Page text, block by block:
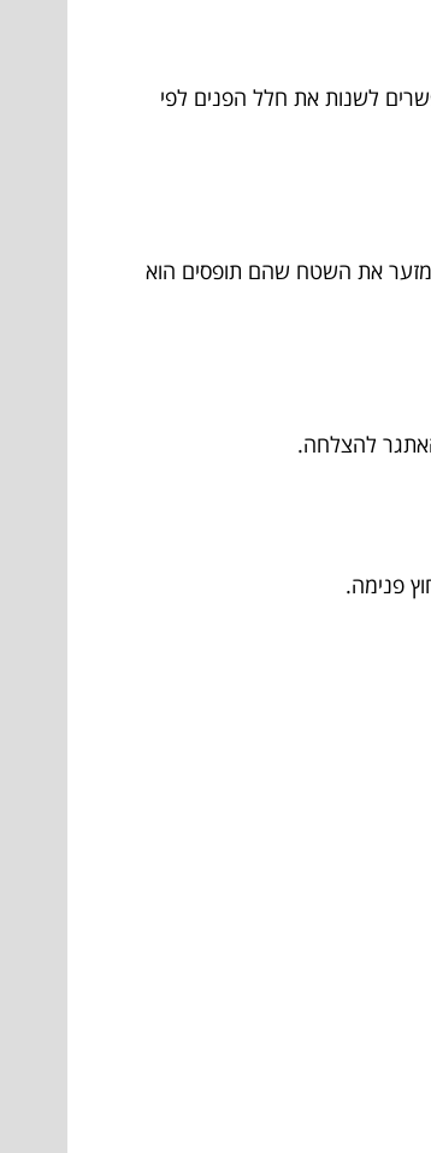
לשנות את חלל הפנים לפי
למזער את השטח שהם תופסים הוא
האתגר להצלחה.
פנימה.